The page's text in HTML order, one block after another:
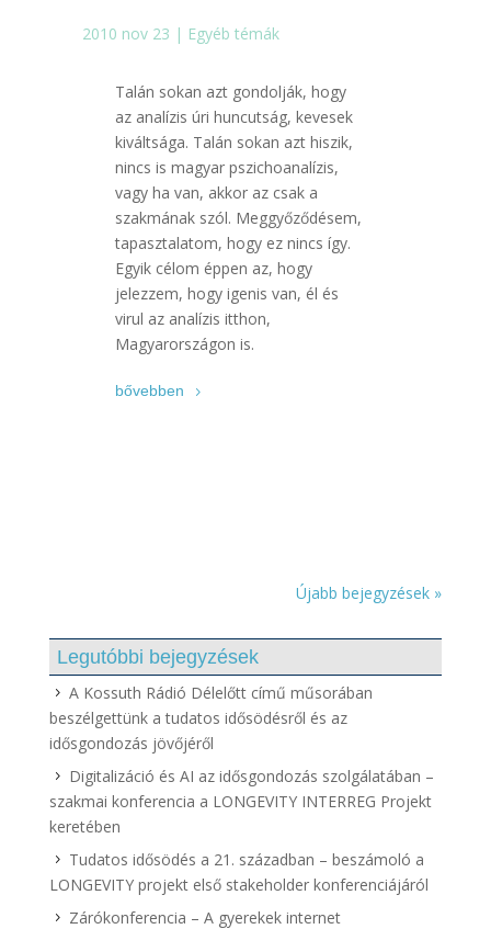
2010 nov 23 | Egyéb témák
Talán sokan azt gondolják, hogy
az analízis úri huncutság, kevesek
kiváltsága. Talán sokan azt hiszik,
nincs is magyar pszichoanalízis,
vagy ha van, akkor az csak a
szakmának szól. Meggyőződésem,
tapasztalatom, hogy ez nincs így.
Egyik célom éppen az, hogy
jelezzem, hogy igenis van, él és
virul az analízis itthon,
Magyarországon is.
bővebben
Újabb bejegyzések »
Legutóbbi bejegyzések
A Kossuth Rádió Délelőtt című műsorában
beszélgettünk a tudatos idősödésről és az
idősgondozás jövőjéről
Digitalizáció és AI az idősgondozás szolgálatában –
szakmai konferencia a LONGEVITY INTERREG Projekt
keretében
Tudatos idősödés a 21. században – beszámoló a
LONGEVITY projekt első stakeholder konferenciájáról
Zárókonferencia – A gyerekek internet